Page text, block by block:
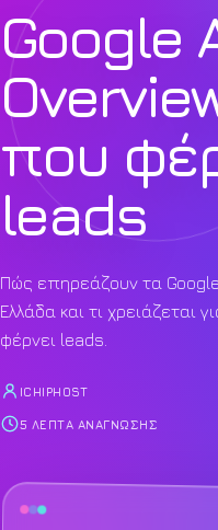
Google
που
leads
Πώς επηρεάζουν τα
Ελλάδα και τι χρειάζεται
φέρνει leads.
ICHIPHOST
5 ΛΕΠΤΆ ΑΝΆΓΝΩΣΗΣ